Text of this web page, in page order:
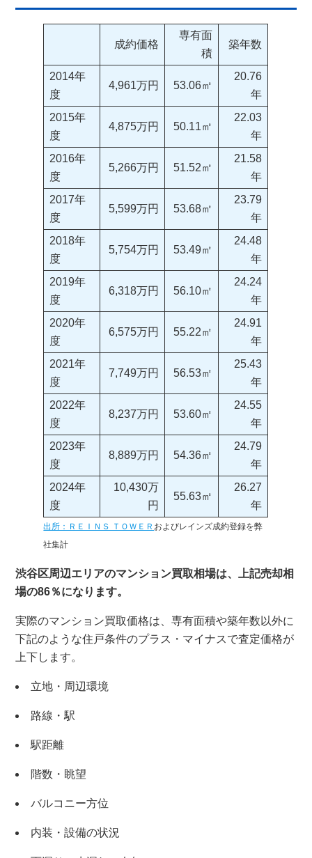
成約価格
専有面
積
築年数
2014年
度
4,961万円 53.06㎡
20.76
年
2015年
度
4,875万円 50.11㎡
22.03
年
2016年
度
5,266万円 51.52㎡
21.58
年
2017年
度
5,599万円 53.68㎡
23.79
年
2018年
度
5,754万円 53.49㎡
24.48
年
2019年
度
6,318万円 56.10㎡
24.24
年
2020年
度
6,575万円 55.22㎡
24.91
年
2021年
度
7,749万円 56.53㎡
25.43
年
2022年
度
8,237万円 53.60㎡
24.55
年
2023年
度
8,889万円 54.36㎡
24.79
年
2024年
度
10,430万
円
55.63㎡
26.27
年
出所：ＲＥＩＮＳ ＴＯＷＥＲ およびレインズ成約登録を弊
社集計
渋谷区周辺エリアのマンション買取相場は、上記売却相
場の86％になります。
実際のマンション買取価格は、専有面積や築年数以外に
下記のような住戸条件のプラス・マイナスで査定価格が
上下します。
立地・周辺環境
路線・駅
駅距離
階数・眺望
バルコニー方位
内装・設備の状況